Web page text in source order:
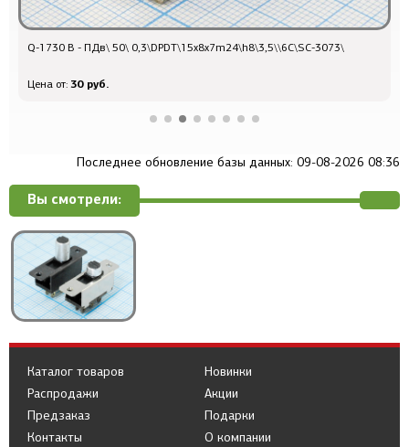
Q-1730 B - ПДв\ 50\ 0,3\DPDT\15x8x7m24\h8\3,5\\6C\SC-3073\
Цена от: 30 руб.
Последнее обновление базы данных: 09-08-2026 08:36
Вы смотрели:
Каталог товаров
Распродажи
Предзаказ
Новинки
Акции
Подарки
Контакты
О компании